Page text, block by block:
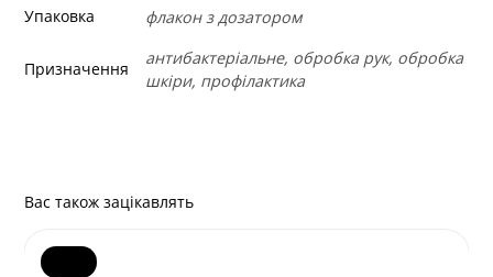
Упаковка флакон з дозатором
Призначення
антибактеріальне, обробка рук, обробка
шкіри, профілактика
Вас також зацікавлять